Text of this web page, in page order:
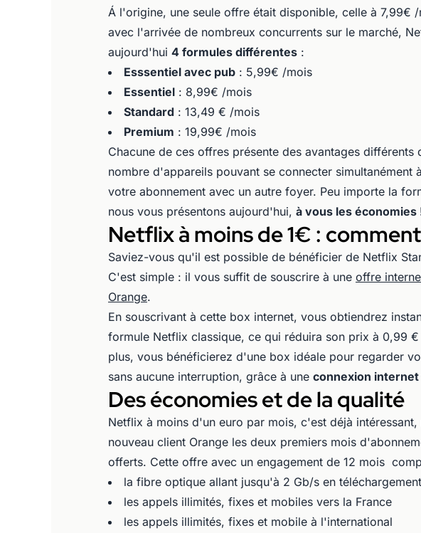
Á l'origine, une seule offre était disponible, celle à 7,99€
avec l'arrivée de nombreux concurrents sur le marché,
aujourd'hui 4 formules différentes :
Esssentiel avec pub : 5,99€ /mois
Essentiel : 8,99€ /mois
Standard : 13,49 € /mois
Premium : 19,99€ /mois
Chacune de ces offres présente des avantages
nombre d'appareils pouvant se connecter simultanément
votre abonnement avec un autre foyer. Peu importe la
nous vous présentons aujourd'hui, à vous les économies
Netflix à moins de 1€ :
Saviez-vous qu'il est possible de bénéficier de Netflix
C'est simple : il vous suffit de souscrire à une offre
Orange.
En souscrivant à cette box internet, vous obtiendrez
formule Netflix classique, ce qui réduira son prix à 0,99
plus, vous bénéficierez d'une box idéale pour regarder
sans aucune interruption, grâce à une connexion internet
Des économies et de la qualité
Netflix à moins d'un euro par mois, c'est déjà
nouveau client Orange les deux premiers mois
offerts. Cette offre avec un engagement de 12 mois
la fibre optique allant jusqu'à 2 Gb/s en
les appels illimités, fixes et mobiles vers la France
les appels illimités, fixes et mobile à l'international